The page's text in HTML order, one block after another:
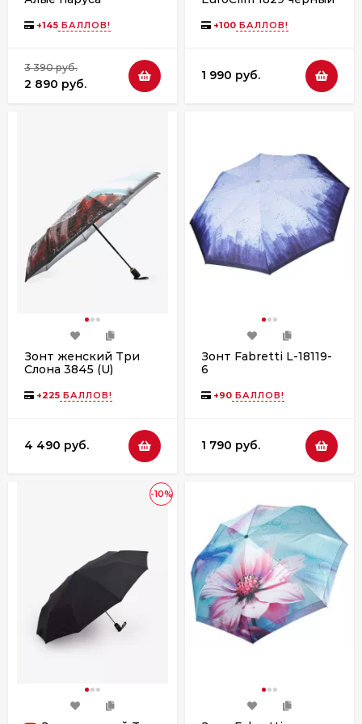
+145 БАЛЛОВ!
3 390 руб.
2 890 руб.
+100 БАЛЛОВ!
1 990 руб.
Зонт женский Три
Слона 3845 (U)
+225 БАЛЛОВ!
4 490 руб.
Зонт Fabretti L-18119-
6
+90 БАЛЛОВ!
1 790 руб.
-10%